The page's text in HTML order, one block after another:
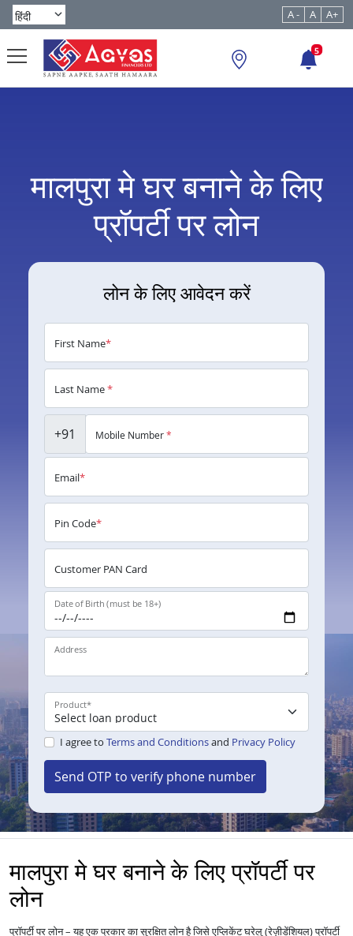
A - A A+
5
मालपुरा मे घर बनाने के लिए
प्रॉपर्टी पर लोन
लोन के लिए आवेदन करें
First Name*
Last Name*
+91 Mobile Number*
Email*
Pin Code*
Customer PAN Card
Date of Birth (must be 18+)
Address
Product*
I agree to Terms and Conditionsand Privacy Policy
Send OTP to verify phone number
मालपुरा मे घर बनाने के लिए प्रॉपर्टी पर
लोन
प्रॉपर्टी पर लोन – यह एक प्रकार का सुरक्षित लोन है जिसे एप्लिकेंट घरेलु (रेज़ीडेंशियल) प्रॉपर्टी